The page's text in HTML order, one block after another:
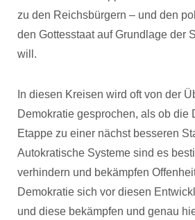
zu den Reichsbürgern – und den
den Gottesstaat auf Grundlage der
will.
In diesen Kreisen wird oft von der
Demokratie gesprochen, als ob die
Etappe zu einer nächst besseren
Autokratische Systeme sind es
verhindern und bekämpfen
Demokratie sich vor diesen
und diese bekämpfen und genau